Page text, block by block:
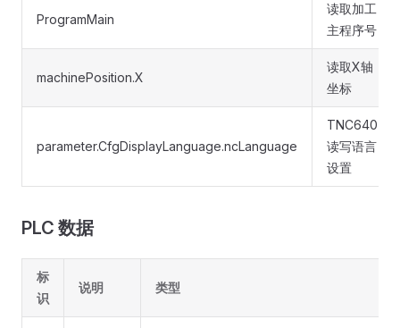
ProgramMain
读取加工
主程序号
machinePosition.X
读取X轴
坐标
parameter.CfgDisplayLanguage.ncLanguage
TNC640
读写语言
设置
PLC 数据
标
识
说明 类型